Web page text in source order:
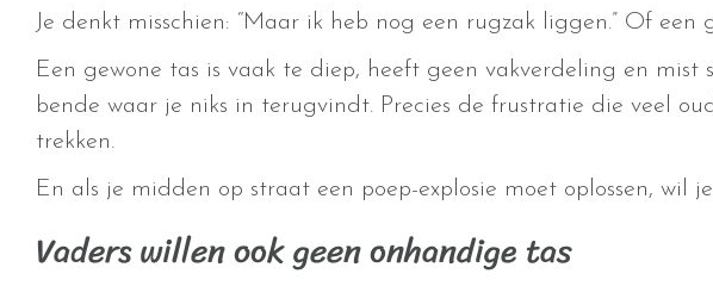
Je denkt misschien: “Maar ik heb nog een rugzak liggen.” Of
Een gewone tas is vaak te diep, heeft geen vakverdeling en mist
bende waar je niks in terugvindt. Precies de frustratie die veel
trekken.
En als je midden op straat een poep-explosie moet oplossen, wil
Vaders willen ook geen onhandige tas